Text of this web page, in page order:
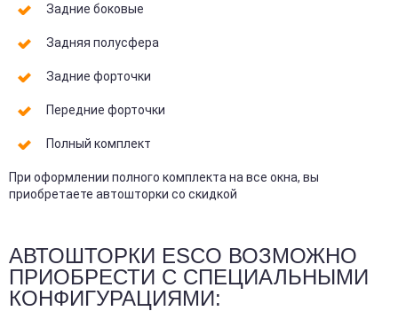
Задние боковые
Задняя полусфера
Задние форточки
Передние форточки
Полный комплект
При оформлении полного комплекта на все окна, вы
приобретаете автошторки со скидкой
АВТОШТОРКИ ESCO ВОЗМОЖНО
ПРИОБРЕСТИ С СПЕЦИАЛЬНЫМИ
КОНФИГУРАЦИЯМИ: